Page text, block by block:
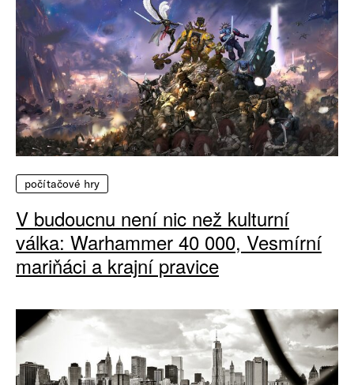
počítačové hry
V budoucnu není nic než kulturní
válka: Warhammer 40 000, Vesmírní
mariňáci a krajní pravice